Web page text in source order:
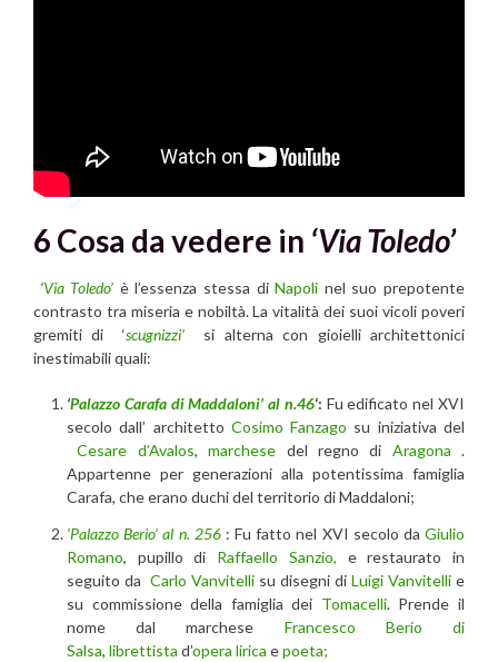
6 Cosa da vedere in ‘Via Toledo’
‘Via Toledo’ è l’essenza stessa diNapoli nel suo prepotente
contrasto tra miseria e nobiltà. La vitalità dei suoi vicoli poveri
gremiti di ‘scugnizzi’ si alterna con gioielli architettonici
inestimabili quali:
‘Palazzo Carafa di Maddaloni’ al n.46‘: Fu edificato nel XVI
secolo dall’ architetto Cosimo Fanzago su iniziativa del
Cesare d’Avalos,marchese del regno di Aragona .
Appartenne per generazioni alla potentissima famiglia
Carafa, che erano duchi del territorio di Maddaloni;
‘Palazzo Berio’ al n. 256 : Fu fatto nel XVI secolo daGiulio
Romano, pupillo di Raffaello Sanzio, e restaurato in
seguito da Carlo Vanvitelli su disegni di Luigi Vanvitelli e
su commissione della famiglia dei Tomacelli. Prende il
nome dal marchese Francesco Berio di
Salsa, librettista d’opera lirica epoeta;